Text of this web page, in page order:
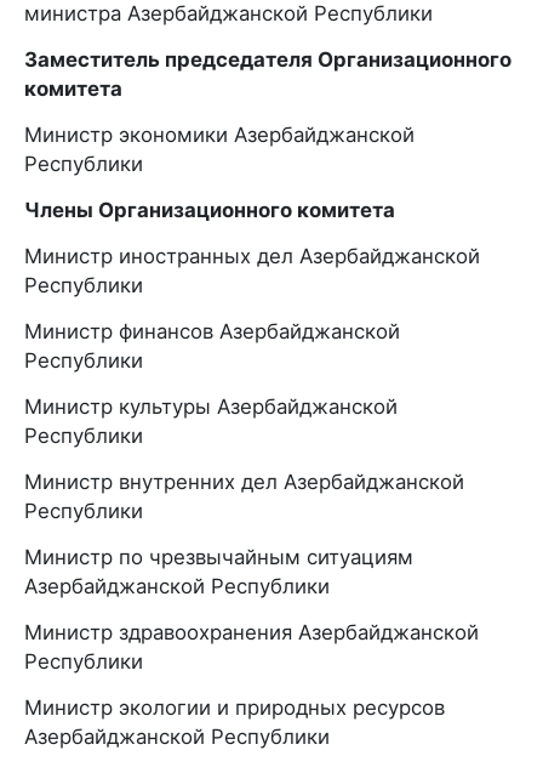
министра Азербайджанской Республики
Заместитель председателя Организационного
комитета
Министр экономики Азербайджанской
Республики
Члены Организационного комитета
Министр иностранных дел Азербайджанской
Республики
Министр финансов Азербайджанской
Республики
Министр культуры Азербайджанской
Республики
Министр внутренних дел Азербайджанской
Республики
Министр по чрезвычайным ситуациям
Азербайджанской Республики
Министр здравоохранения Азербайджанской
Республики
Министр экологии и природных ресурсов
Азербайджанской Республики